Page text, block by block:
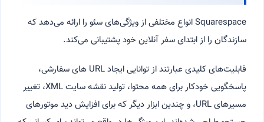
Squarespace انواع مختلفی از ویژگی‌های سئو را ارائه می‌دهد که
سازندگان را از ابتدای سفر آنلاین خود پشتیبانی می‌کند.
قابلیت‌های کلیدی عبارتند از توانایی ایجاد URL های سفارشی،
پاسخگویی خودکار برای همه محتوا، تولید نقشه سایت XML، تغییر
مسیرهای URL، و چندین ابزار دیگر که برای افزایش دید موتورهای